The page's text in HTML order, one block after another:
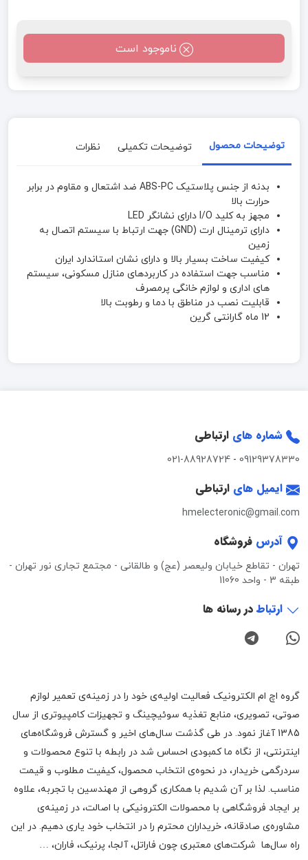
ناموجود است
توضیحات محصول توضیحات تکمیلی نظرات
بدنه از جنس پلاستیک ABS-PC ضد اشتعال و مقاوم در برابر
حرارت بالا
مجهز به کلید I/O دارای نشانگر LED
دارای ترمینال ارت (GND) جهت ارتباط با سیستم اتصال به
زمین
کیفیت ساخت بسیار بالا و دارای نشان استاندارد ایران
مناسب جهت استفاده در کاربردهای منازل مسکونی، سیستم
های اداری و لوازم خانگی پرمصرف
قابلیت نصب در مناطق با دما و رطوبت بالا
12 ماه گارانتی گرین
شماره های ارتباطی
09129378330
-
021-88928724
ایمیل های ارتباطی
hmelecteronic@gmail.com
آدرس فروشگاه
تهران - تقاطع خیابان ولیعصر (عج) و طالقانی - مجتمع تجاری نور تهران -
طبقه 3 - واحد 11060
ارتباطدر رسانه ها
گروه اچ ام الکترونیک فعالیت اولیه‌ی خود را در زمینه‌‌ی تعمیر لوازم
صوتی، تصویری، منابع تغذیه سوئیچینگ و تجهیزات کامپیوتری از سال
1385 آغاز نمود. در طی گذشت سال‌های اخیر و گسترش فروشگاه‌های
اینترنتی، از نگاه ما کمبودی احساس شد در رابطه با تنوع محصولات و
سردرگمی خریدار، در نحوه‌ی انتخاب محصول، کیفیت مطلوب و قیمت
مناسب. لذا بر آن شدیم با همکاری گروهی از مهندسین با تجربه، علاوه
بر ایجاد فروشگاهی با محصولات الکترونیکی با اصالت، در زمینه‌ی
مشاوره‌ی صادقانه، خریداران محترم را در انتخاب خود یاری دهیم. در این
راه سال‌ها شرکت‌های معتبری چون فاراتل، آلجا، پرنیک، فاران، …